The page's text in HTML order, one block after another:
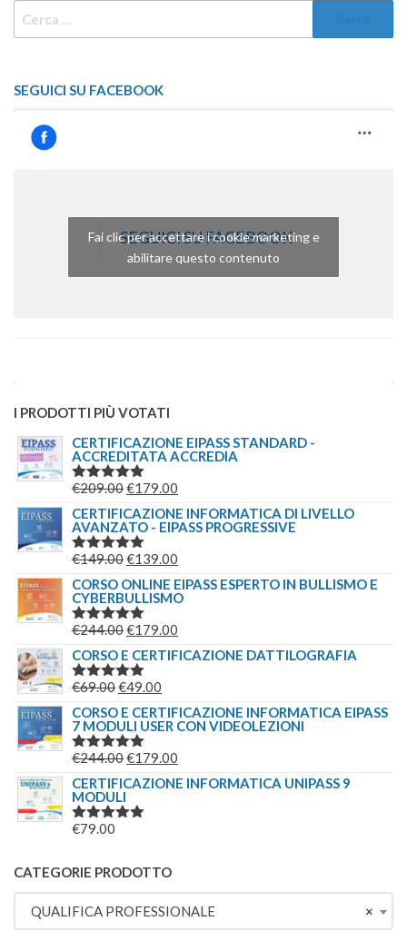
SEGUICI SU FACEBOOK
SEGUICI SU FACEBOOK
Fai clic per accettare i cookie marketing e
abilitare questo contenuto
I PRODOTTI PIÙ VOTATI
CERTIFICAZIONE EIPASS STANDARD -
ACCREDITATA ACCREDIA
VALUTATO
€209.00IL
PREZZO
ORIGINALE
ERA:
€179.00
PREZZO
ATTUALE
CERTIFICAZIONE INFORMATICA DI LIVELLO
AVANZATO - EIPASS PROGRESSIVE
VALUTATO
€149.00IL
PREZZO
ORIGINALE
ERA:
€139.00
PREZZO
ATTUALE
CORSO ONLINE EIPASS ESPERTO IN BULLISMO E
CYBERBULLISMO
VALUTATO
€244.00IL
PREZZO
ORIGINALE
ERA:
€244.00.
€179.00
PREZZO
€179.00.
CORSO E CERTIFICAZIONE DATTILOGRAFIA
VALUTATO
€69.00IL
PREZZO
ORIGINALE
ERA:
€49.00
PREZZO
ATTUALE
È:
CORSO E CERTIFICAZIONE INFORMATICA EIPASS
7 MODULI USER CON VIDEOLEZIONI
VALUTATO
€244.00IL
PREZZO
ERA:
€179.00
PREZZO
CERTIFICAZIONE INFORMATICA UNIPASS 9
MODULI
VALUTATO
€79.00
CATEGORIE PRODOTTO
×
QUALIFICA PROFESSIONALE